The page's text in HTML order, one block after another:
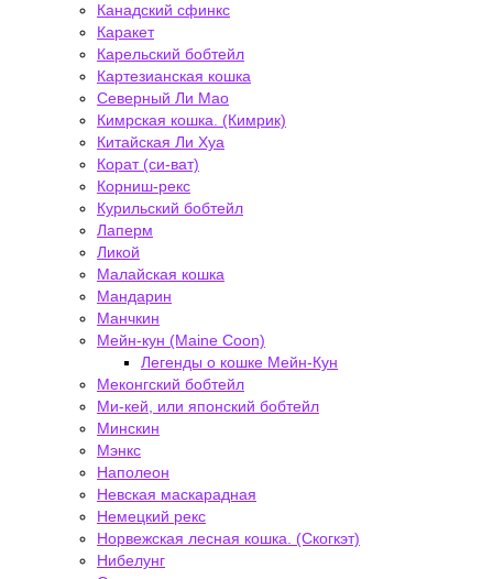
Канадский сфинкс
Каракет
Карельский бобтейл
Картезианская кошка
Северный Ли Мао
Кимрская кошка. (Кимрик)
Китайская Ли Хуа
Корат (си-ват)
Корниш-рекс
Курильский бобтейл
Лаперм
Ликой
Малайская кошка
Мандарин
Манчкин
Мейн-кун (Maine Coon)
Легенды о кошке Мейн-Кун
Меконгский бобтейл
Ми-кей, или японский бобтейл
Минскин
Мэнкс
Наполеон
Невская маскарадная
Немецкий рекс
Норвежская лесная кошка. (Скогкэт)
Нибелунг